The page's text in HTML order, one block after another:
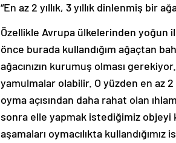
“En az 2 yıllık, 3 yıllık dinlenmiş bir
Özellikle Avrupa ülkelerinden yoğun
önce burada kullandığım ağaçtan
ağacınızın kurumuş olması
yamulmalar olabilir. O yüzden en az
oyma açısından daha rahat olan
sonra elle yapmak istediğimiz
aşamaları oymacılıkta